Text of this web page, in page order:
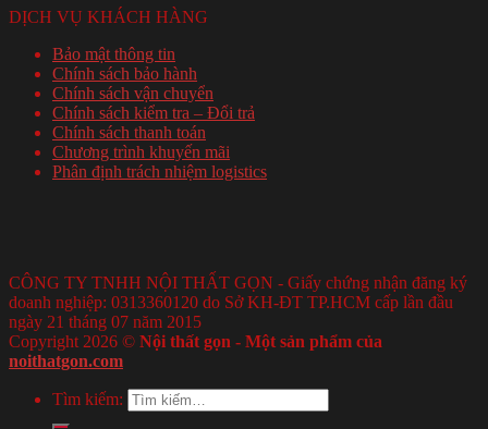
DỊCH VỤ KHÁCH HÀNG
Bảo mật thông tin
Chính sách bảo hành
Chính sách vận chuyển
Chính sách kiểm tra – Đổi trả
Chính sách thanh toán
Chương trình khuyến mãi
Phân định trách nhiệm logistics
CÔNG TY TNHH NỘI THẤT GỌN - Giấy chứng nhận đăng ký
doanh nghiệp: 0313360120 do Sở KH-ĐT TP.HCM cấp lần đầu
ngày 21 tháng 07 năm 2015
Copyright 2026 © Nội thất gọn - Một sản phẩm của
noithatgon.com
Tìm kiếm: